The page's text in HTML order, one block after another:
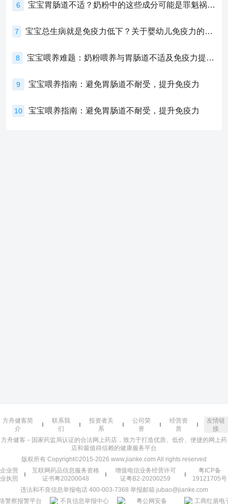
6 宝宝胃肠道不适？奶粉中的这些成分可能是罪魁祸首！
7 宝宝总生病就是免疫力低下？关于婴幼儿免疫力的真相，家长必须了解！
8 宝宝喂养难题：奶粉喂养与胃肠道不适及免疫力提升的奥秘
9 宝宝喂养指南：避免胃肠道不耐受，提升免疫力
10 宝宝喂养指南：避免胃肠道不耐受，提升免疫力
方舟健客简
介
联系我
们
投资者关
系
公司荣
誉
经营资
质
友情链
接
方舟健客－国家药监局认证的合法网上药店，致力于打造优质、低价、便捷的网上药
店和最值得信赖的健康服务平台
版权所有 Copyright©2015-2026 www.jianke.com All rights reserved
企业营
业执照
互联网药品信息服务资格
证书粤20200048
增值电信业务经营许可
证粤B2-20200259
粤ICP备
19121705号
违法和不良信息举报电话 400-003-7368 举报邮箱 jubao@jianke.com